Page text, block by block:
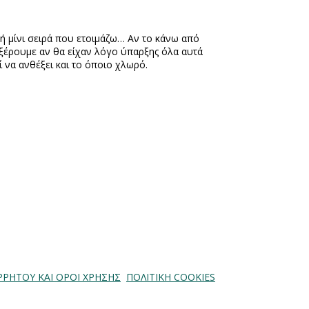
μίνι σειρά που ετοιμάζω… Αν το κάνω από
αν θα είχαν λόγο ύπαρξης όλα αυτά
να ανθέξει και το όποιο χλωρό.
ΚΑΙ ΟΡΟΙ ΧΡΗΣΗΣ ΠΟΛΙΤΙΚΗ COOKIES